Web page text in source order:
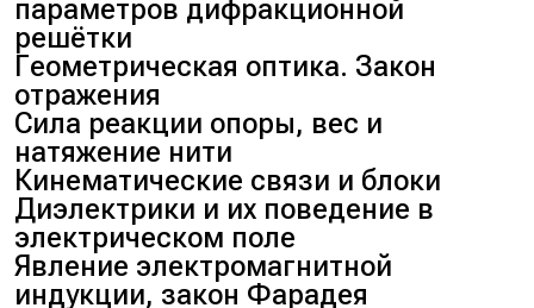
параметров дифракционной
решётки
Геометрическая оптика. Закон
отражения
Сила реакции опоры, вес и
натяжение нити
Кинематические связи и блоки
Диэлектрики и их поведение в
электрическом поле
Явление электромагнитной
индукции, закон Фарадея